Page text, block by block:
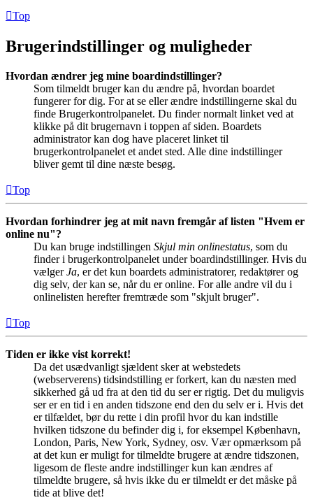
Top
Brugerindstillinger og muligheder
Hvordan ændrer jeg mine boardindstillinger?
Som tilmeldt bruger kan du ændre på, hvordan boardet
fungerer for dig. For at se eller ændre indstillingerne skal du
finde Brugerkontrolpanelet. Du finder normalt linket ved at
klikke på dit brugernavn i toppen af siden. Boardets
administrator kan dog have placeret linket til
brugerkontrolpanelet et andet sted. Alle dine indstillinger
bliver gemt til dine næste besøg.
Top
Hvordan forhindrer jeg at mit navn fremgår af listen "Hvem er
online nu"?
Du kan bruge indstillingen Skjul min onlinestatus, som du
finder i brugerkontrolpanelet under boardindstillinger. Hvis du
vælgerJa, er det kun boardets administratorer, redaktører og
dig selv, der kan se, når du er online. For alle andre vil du i
onlinelisten herefter fremtræde som "skjult bruger".
Top
Tiden er ikke vist korrekt!
Da det usædvanligt sjældent sker at webstedets
(webserverens) tidsindstilling er forkert, kan du næsten med
sikkerhed gå ud fra at den tid du ser er rigtig. Det du muligvis
ser er en tid i en anden tidszone end den du selv er i. Hvis det
er tilfældet, bør du rette i din profil hvor du kan indstille
hvilken tidszone du befinder dig i, for eksempel København,
London, Paris, New York, Sydney, osv. Vær opmærksom på
at det kun er muligt for tilmeldte brugere at ændre tidszonen,
ligesom de fleste andre indstillinger kun kan ændres af
tilmeldte brugere, så hvis ikke du er tilmeldt er det måske på
tide at blive det!